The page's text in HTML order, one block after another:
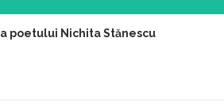
poetului Nichita Stănescu